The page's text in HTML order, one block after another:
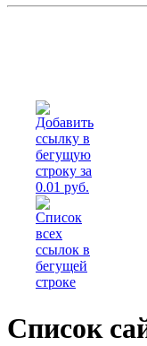
Список